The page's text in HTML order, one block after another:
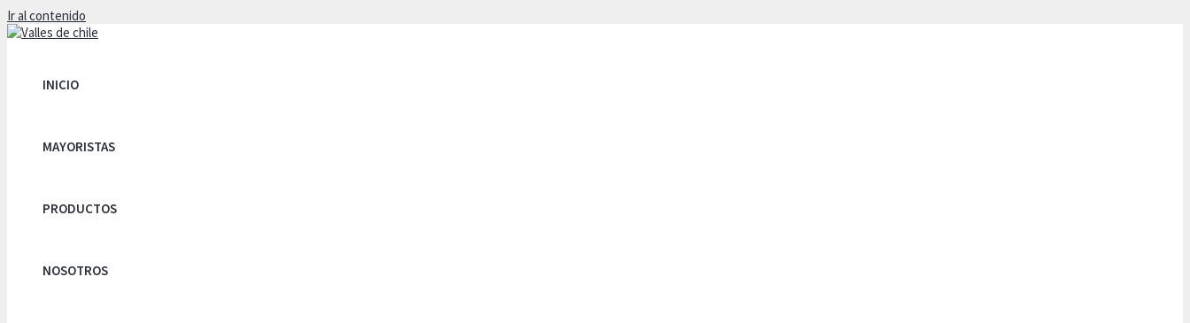
Ir al contenido
INICIO
MAYORISTAS
PRODUCTOS
NOSOTROS